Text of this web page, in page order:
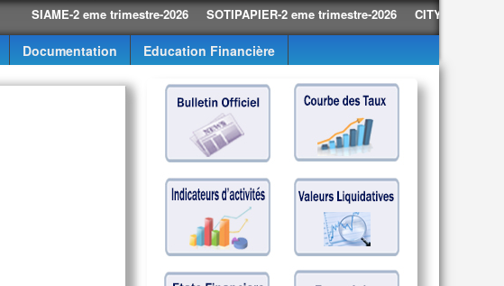
SIAME-2 eme trimestre-2026 SOTIPAPIER-2 eme trimestre-2026 CITY CARS-2 eme
Documentation
Education Financière